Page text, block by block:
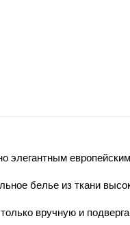
элегантным
белье из ткани
вручную и